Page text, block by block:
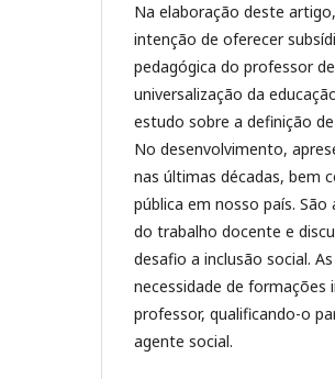
Na elaboração deste
intenção de oferecer
pedagógica do professor
universalização da
estudo sobre a definição
No desenvolvimento,
nas últimas décadas, bem
pública em nosso país.
do trabalho docente e
desafio a inclusão social.
necessidade de formações
professor, qualificando-o
agente social.